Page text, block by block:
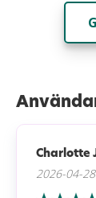
Charlotte
2026-04-28